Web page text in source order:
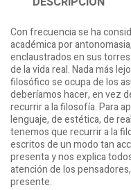
Con frecuencia se ha
académica por
enclaustrados en sus
de la vida real. Nada más
filosófico se ocupa de los
deberíamos hacer, en vez
recurrir a la filosofía. Para
lenguaje, de estética, de
tenemos que recurrir a la
escritos de un modo tan
presenta y nos explica
atención de los
presente.